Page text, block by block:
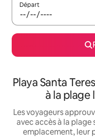
Départ
Playa Santa
à la plage
Les voyageurs
avec accès à la
emplacement, leur